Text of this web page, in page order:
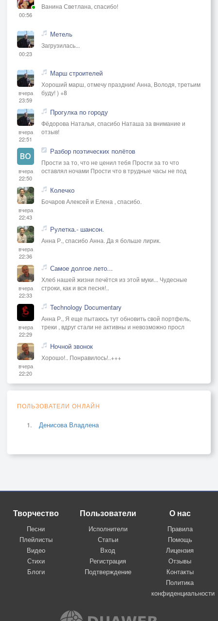
00:56
Ванина Светлана, спасибо!
00:23
Метель
Загрузилась...
вчера
23:59
Марш строителей
Хороший марш, отмечу праздник! Анна, Володя, третьим
буду! ) +8
вчера
22:51
Прогулка по городу
Фёдорова Наталья, спасибо Наташа за внимание и
отзыв!
вчера
22:50
Разбор поэтических полётов
Прости за то, что не ценил тебя Прости за то что
оставлял ночами Прости что в трудные часы не под
вчера
22:43
Колечко
Бочаров Алексей и Елена , спасибо.
вчера
22:36
Рулетка.- шансон.
Анна Р., спасибо Анна. Да я больше лирик.
вчера
22:33
Самое долгое лето...
Хлеб нашей жизни печётся из этой муки... Чудесные
строки, как и вся песня!..
вчера
22:29
Technology Documentary
Анна Р., Я еще пытаюсь тут обновить свой портфель,
треки , вдруг стали не активны и невозможно просл
вчера
22:20
Ночной звонок
Хорошо!.. Понравилось!..+++
ПОЛЬЗОВАТЕЛИ ОНЛАЙН
Денисова Владлена
Творчество
Песни
Плейлисты
Видео
Стихи
Блоги
Пользователи
Исполнители
Статьи
Вход
Регистрация
Подтверждение
О нас
Правила
Помощь
Лицензия
Отзывы
Контакты
Политика
конфиденциальности